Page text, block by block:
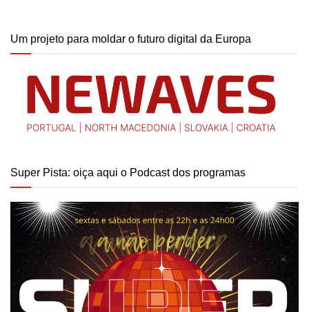
Um projeto para moldar o futuro digital da Europa
Super Pista: oiça aqui o Podcast dos programas